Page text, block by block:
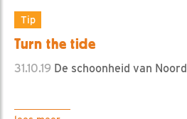
Tip
Turn the tide
31.10.19 De schoonheid van